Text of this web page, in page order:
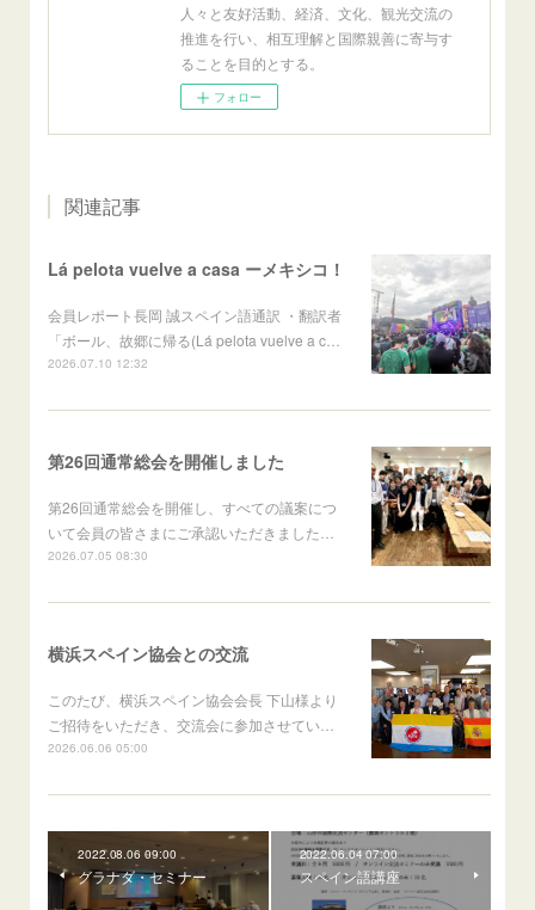
人々と友好活動、経済、文化、観光交流の
推進を行い、相互理解と国際親善に寄与す
ることを目的とする。
フォロー
関連記事
Lá pelota vuelve a casa ーメキシコ！
会員レポート長岡 誠スペイン語通訳 ・翻訳者
「ボール、故郷に帰る(Lá pelota vuelve a c…
2026.07.10 12:32
第26回通常総会を開催しました
第26回通常総会を開催し、すべての議案につ
いて会員の皆さまにご承認いただきました…
2026.07.05 08:30
横浜スペイン協会との交流
このたび、横浜スペイン協会会長 下山様より
ご招待をいただき、交流会に参加させてい…
2026.06.06 05:00
2022.08.06 09:00
グラナダ・セミナー
2022.06.04 07:00
スペイン語講座